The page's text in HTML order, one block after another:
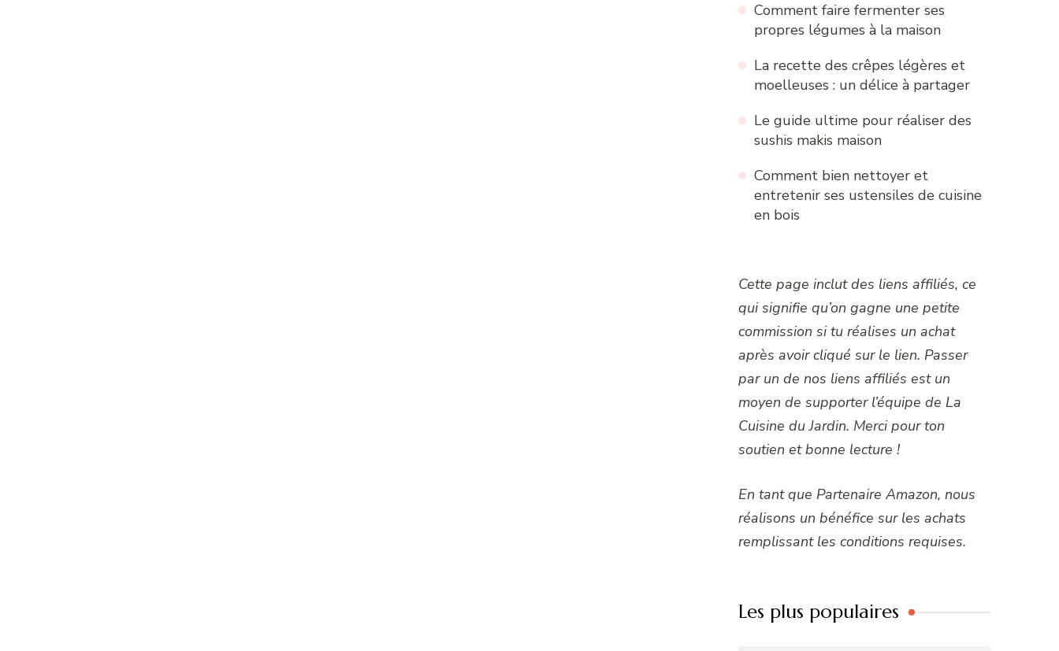
Comment faire fermenter ses
propres légumes à la maison
La recette des crêpes légères et
moelleuses : un délice à partager
Le guide ultime pour réaliser des
sushis makis maison
Comment bien nettoyer et
entretenir ses ustensiles de cuisine
en bois
Cette page inclut des liens affiliés, ce
qui signifie qu’on gagne une petite
commission si tu réalises un achat
après avoir cliqué sur le lien. Passer
par un de nos liens affiliés est un
moyen de supporter l’équipe de La
Cuisine du Jardin. Merci pour ton
soutien et bonne lecture !
En tant que Partenaire Amazon, nous
réalisons un bénéfice sur les achats
remplissant les conditions requises.
Les plus populaires